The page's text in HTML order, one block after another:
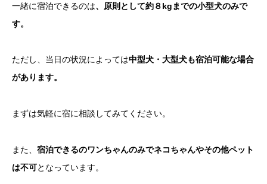
一緒に宿泊できるのは、原則として約８kgまでの小型犬のみで
す。
ただし、当日の状況によっては中型犬・大型犬も宿泊可能な場合
があります。
まずは気軽に宿に相談してみてください。
また、 宿泊できるのワンちゃんのみでネコちゃんやその他ペット
は不可となっています。